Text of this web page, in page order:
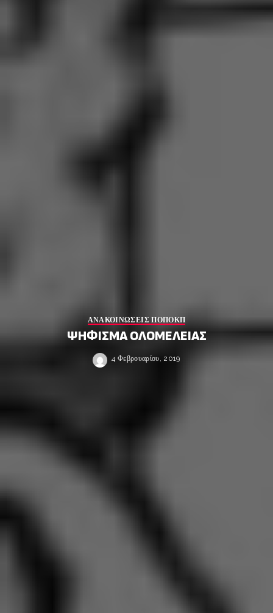
ΑΝΑΚΟΙΝΩΣΕΙΣ ΠΟΠΟΚΠ
ΨΗΦΙΣΜΑ ΟΛΟΜΕΛΕΙΑΣ
4 Φεβρουαρίου, 2019